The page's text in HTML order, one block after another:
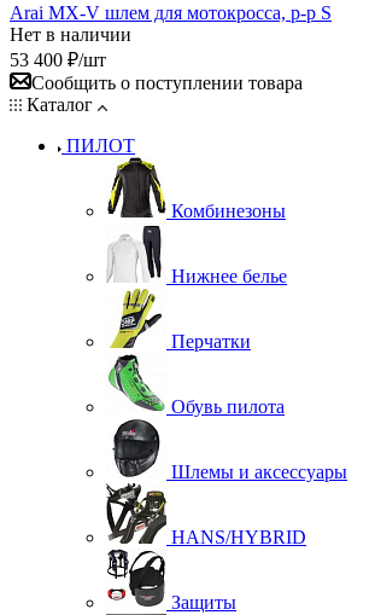
Arai MX-V шлем для мотокросса, р-р S
Нет в наличии
53 400 ₽/шт
Сообщить о поступлении товара
Каталог
ПИЛОТ
Комбинезоны
Нижнее белье
Перчатки
Обувь пилота
Шлемы и аксессуары
HANS/HYBRID
Защиты